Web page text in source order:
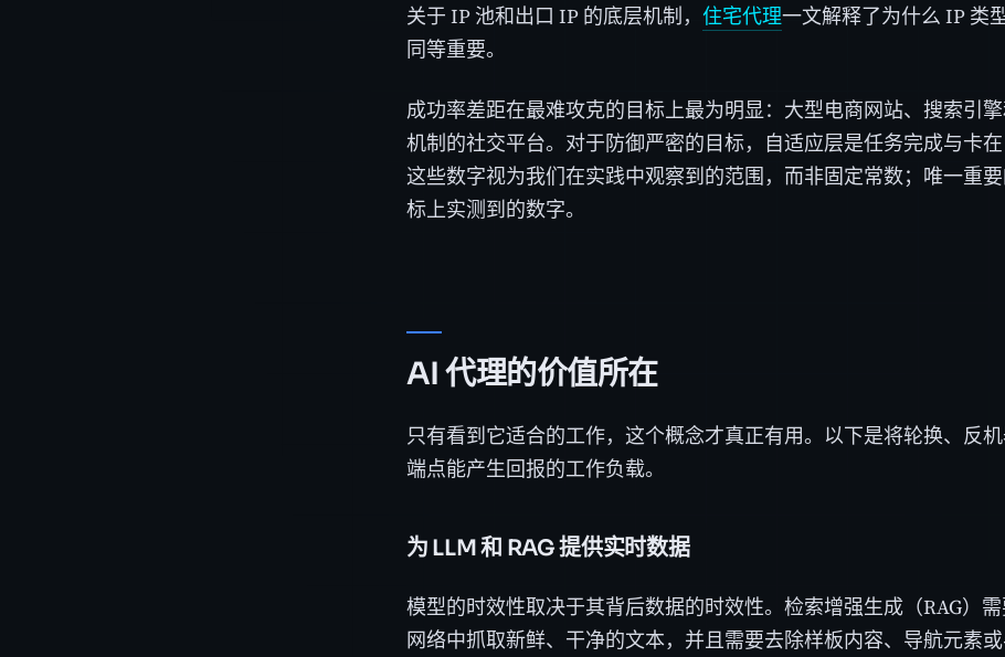
关于 IP 池和出口 IP 的底层机制， 住宅代理一文解释了为什么 IP 类
同等重要。
成功率差距在最难攻克的目标上最为明显：大型电商网站、搜索引
机制的社交平台。对于防御严密的目标，自适应层是任务完成与卡
这些数字视为我们在实践中观察到的范围，而非固定常数；唯一重
标上实测到的数字。
AI 代理的价值所在
只有看到它适合的工作，这个概念才真正有用。以下是将轮换、反
端点能产生回报的工作负载。
为 LLM 和 RAG 提供实时数据
模型的时效性取决于其背后数据的时效性。检索增强生成（RAG）
网络中抓取新鲜、干净的文本，并且需要去除样板内容、导航元素或